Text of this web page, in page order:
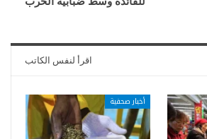
اقرأ لنفس الكاتب
أخبار صحفية